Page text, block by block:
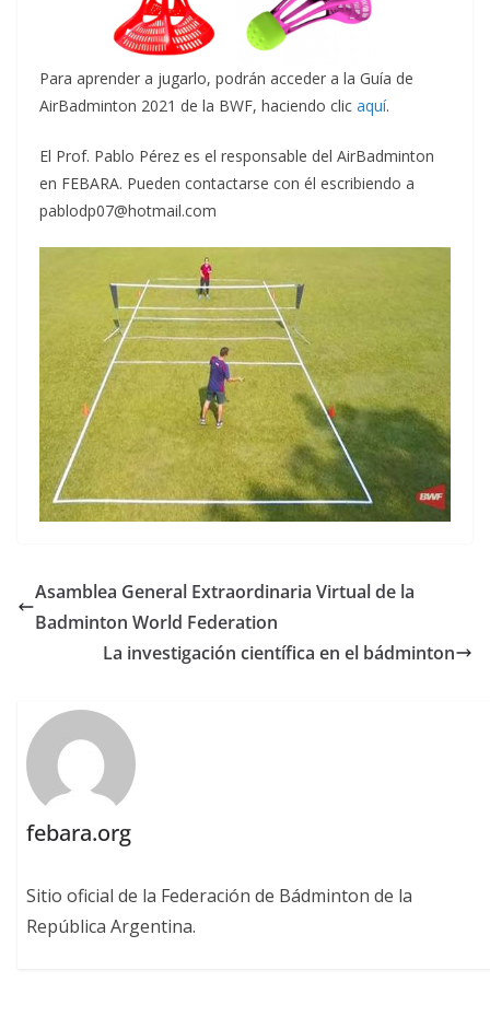
Para aprender a jugarlo, podrán acceder a la Guía de
AirBadminton 2021 de la BWF, haciendo clic aquí.
El Prof. Pablo Pérez es el responsable del AirBadminton
en FEBARA. Pueden contactarse con él escribiendo a
pablodp07@hotmail.com
Asamblea General Extraordinaria Virtual de la
Badminton World Federation
La investigación científica en el bádminton
febara.org
Sitio oficial de la Federación de Bádminton de la
República Argentina.